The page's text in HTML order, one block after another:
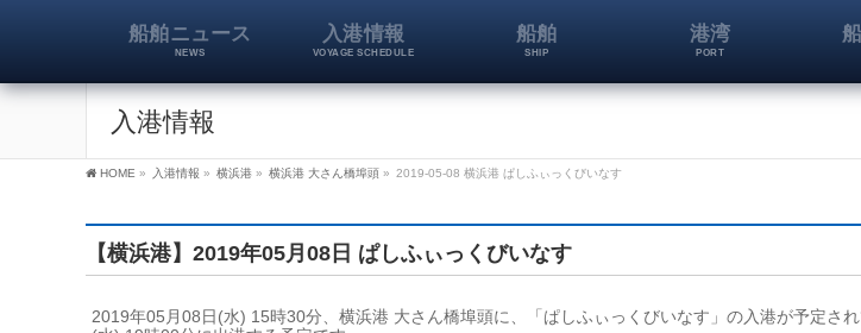
船舶ニュース
NEWS
入港情報
VOYAGE SCHEDULE
船舶
SHIP
港湾
PORT
入港情報
HOME » 入港情報 » 横浜港 » 横浜港 大さん橋埠頭 » 2019-05-08 横浜港 ぱしふぃっくびいなす
【横浜港】2019年05月08日 ぱしふぃっくびいなす
2019年05月08日(水) 15時30分、横浜港 大さん橋埠頭に、「ぱしふぃっくびいなす」の入港が予定さ